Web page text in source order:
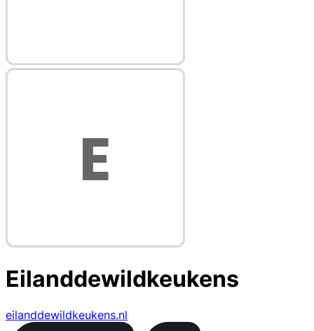
Eilanddewildkeukens
eilanddewildkeukens.nl